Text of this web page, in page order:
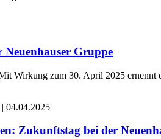
Neuenhauser Gruppe
Wirkung zum 30. April 2025
| 04.04.2025
Zukunftstag bei der